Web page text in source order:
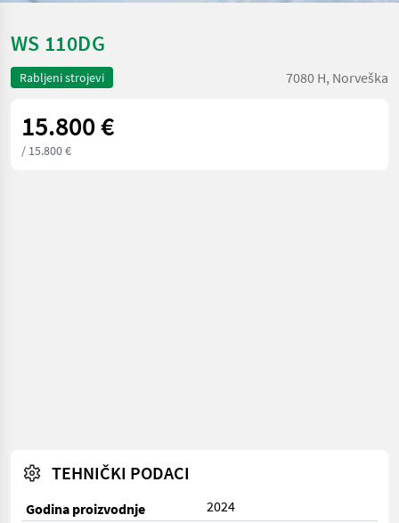
WS 110DG
Rabljeni strojevi 7080 H, Norveška
15.800 €
/ 15.800 €
TEHNIČKI PODACI
Godina proizvodnje
2024